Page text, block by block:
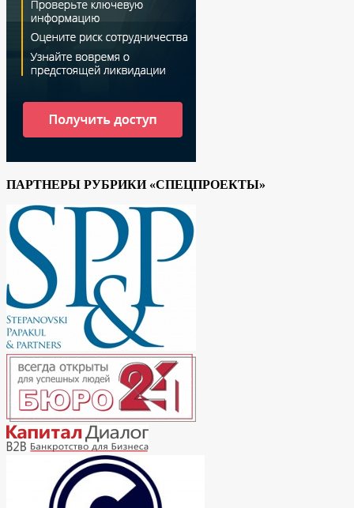
ПАРТНЕРЫ РУБРИКИ «СПЕЦПРОЕКТЫ»